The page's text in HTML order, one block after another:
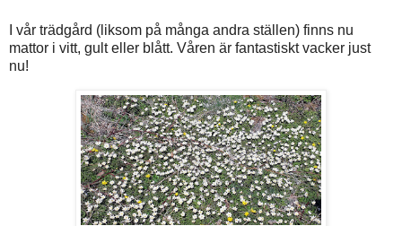
I vår trädgård (liksom på många andra ställen) finns nu
mattor i vitt, gult eller blått. Våren är fantastiskt vacker just
nu!